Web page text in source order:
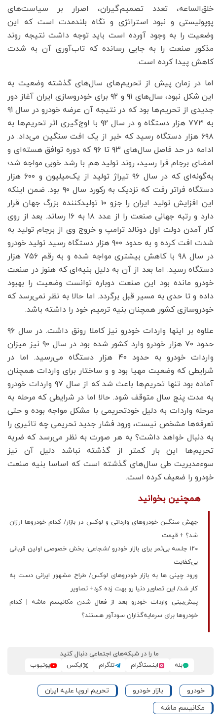
خلق‌الساعه، تعدد تصمیم‌گیران، اصرار بر سیاست‌های
پوپولیستی و نبود استراتژی و نگاه بلندمدت است که این
وضعیت را به وجود آورده است باید توجه داشت نتیجه روند
مذکور صنعت را به جایی رسانده که تاب‌آوری آن به شدت
کاهش پیدا کرده است.
اما در زمان پیش از تحریم‌های سال‌های گذشته وضعیت به
این شکل نبود، سال‌های ۹۱ و ۹۲ برای خودروسازی ایران آغاز دور
جدیدی از تحریم‌ها بود که در نتیجه آن عرضه خودرو در سال ۹۱
به ۷۷۳ هزار دستگاه و در سال ۹۲ با اوج‌گیری اثر تحریم‌ها به
۶۹۸ هزار دستگاه رسید که خبر از یک افت سنگین می‌داد. در
ادامه در حد فاصل سال‌های ۹۳ تا ۹۶ که دوره توافق هسته‌ای و
امضای برجام فرا رسید، روند تولید هم با رشد خوبی مواجه شد؛
به‌گونه‌ای که در سال ۹۶ تیراژ تولید از یک‌میلیون و ۶۰۰ هزار
دستگاه فراتر رفت که نزدیک به رکورد سال ۹۰ بود. ضمن اینکه
این افزایش تولید ایران را جزو ۱۰ تولیدکننده بزرگ جهان قرار
دارد و رتبه جهانی صنعت را از عدد ۱۸ به ۱۶ رساند. بعد از روی
کار آمدن دولت اول دونالد ترامپ و خروج وی از برجام تولید به
شدت افت کرده و به حدود ۹۰۰ هزار دستگاه رسید تولید خودرو
در سال ۹۸ با کاهش بیشتری مواجه شده و به رقم ۷۵۶ هزار
دستگاه ‌رسید. اما بعد از آن به دلیل بنیه‌ای که هنوز در صنعت
خودرو مانده بود این صنعت دوباره توانست وضعیت را بهبود
داده و تا حدی به مسیر قبل برگردد. اما حالا به نظر نمی‌رسد که
خودروسازی کشور همچنان بنیه ترمیم خود را داشته باشد.
علاوه بر اینها واردات خودرو نیز کاملا رونق داشت. در سال ۹۶
حدود ۷۰ هزار خودرو وارد کشور شده بود در سال ۹۰ نیز میزان
واردات خودرو به حدود ۴۰ هزار دستگاه می‌رسید. اما در
شرایطی که وضعیت مهیا بود و و ساختار برای واردات همچنان
آماده بود تنها تحریم‌ها باعث شد که از سال ۹۷ واردات خودرو
به مدت پنج سال متوقف شود. حالا اما در شرایطی که مرحله به
مرحله واردات به دلیل خودتحریمی با مشکل مواجه بوده و حتی
تعرفه‌ها مشخص نیست، ورود فشار جدید تحریمی چه تاثیری را
به دنبال خواهد داشت؟ به هر صورت به نظر می‌رسد که ضربه
تحریم‌ها این بار کمتر از گذشته نباشد دلیل آن نیز
سوء‌مدیریت طی سال‌های گذشته است که اساسا بنیه صنعت
خودرو را ضعیف کرده است.
همچنین بخوانید
جهش سنگین خودروهای وارداتی و لوکس در بازار/ کدام خودروها ارزان
شد؟ + قیمت
۱۲۰ جلسه بی‌ثمر برای بازار خودرو /شجاعی: بخش خصوصی اولین قربانی
بی‌کفایت
ورود چینی ها به بازار خودروهای لوکس/ طراح مشهور ایرانی دست به
کار شد/ این تصاویر دنیا رو بهت زده کرد+ تصاویر
پیش‌بینی واردات خودرو بعد از فعال شدن مکانیسم ماشه | کدام
خودروها برای سرمایه‌گذاران سودآور هستند؟
ما را در شبکه‌های اجتماعی دنبال کنید
بله
اینستاگرام تلگرام ایکس یوتیوب
خودرو بازار خودرو
تحریم اروپا علیه ایران
مکانیسم ماشه